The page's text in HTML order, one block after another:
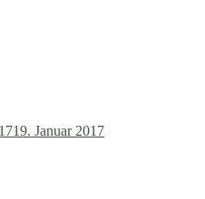
19. Januar 2017